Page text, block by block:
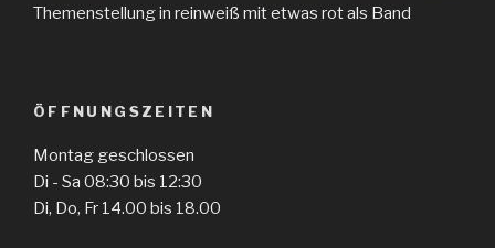
Themenstellung in reinweiß mit etwas rot als Band
ÖFFNUNGSZEITEN
Montag geschlossen
Di - Sa 08:30 bis 12:30
Di, Do, Fr 14.00 bis 18.00